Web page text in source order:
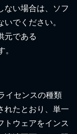
ない場合は、ソフ
でください。
元である
イセンスの種類
れたとおり、単一
トウェアをインス